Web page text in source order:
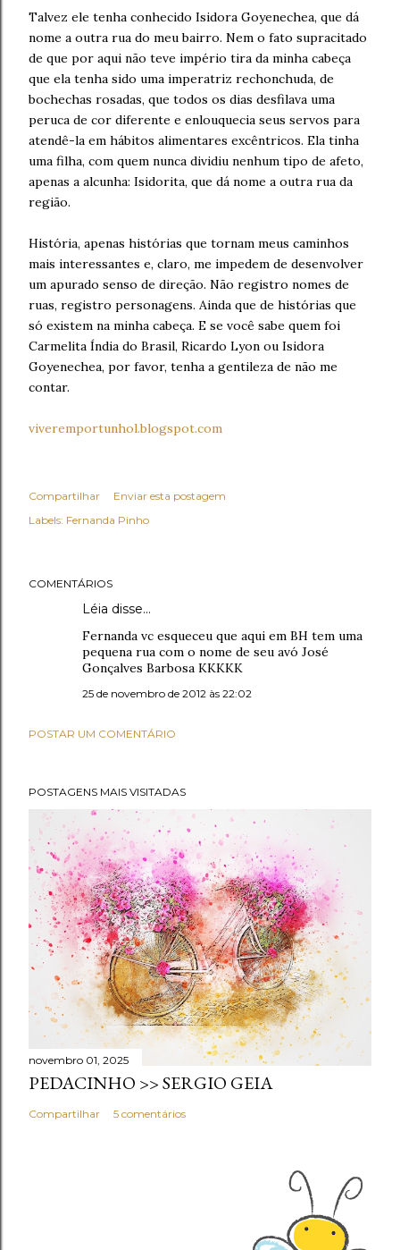
Talvez ele tenha conhecido Isidora Goyenechea, que dá
nome a outra rua do meu bairro. Nem o fato supracitado
de que por aqui não teve império tira da minha cabeça
que ela tenha sido uma imperatriz rechonchuda, de
bochechas rosadas, que todos os dias desfilava uma
peruca de cor diferente e enlouquecia seus servos para
atendê-la em hábitos alimentares excêntricos. Ela tinha
uma filha, com quem nunca dividiu nenhum tipo de afeto,
apenas a alcunha: Isidorita, que dá nome a outra rua da
região.
História, apenas histórias que tornam meus caminhos
mais interessantes e, claro, me impedem de desenvolver
um apurado senso de direção. Não registro nomes de
ruas, registro personagens. Ainda que de histórias que
só existem na minha cabeça. E se você sabe quem foi
Carmelita Índia do Brasil, Ricardo Lyon ou Isidora
Goyenechea, por favor, tenha a gentileza de não me
contar.
viveremportunhol.blogspot.com
Compartilhar
Enviar esta postagem
Labels: Fernanda Pinho
COMENTÁRIOS
Léia disse…
Fernanda vc esqueceu que aqui em BH tem uma
pequena rua com o nome de seu avó José
Gonçalves Barbosa KKKKK
25 de novembro de 2012 às 22:02
POSTAR UM COMENTÁRIO
POSTAGENS MAIS VISITADAS
novembro 01, 2025
PEDACINHO >> SERGIO GEIA
Compartilhar 5 comentários